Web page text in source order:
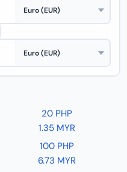
20 PHP
1.35 MYR
100 PHP
6.73 MYR